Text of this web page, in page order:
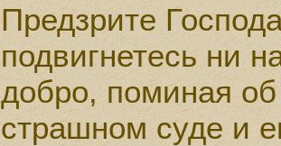
Предзрите
подвигнетесь ни
добро, поминая
страшном суде и